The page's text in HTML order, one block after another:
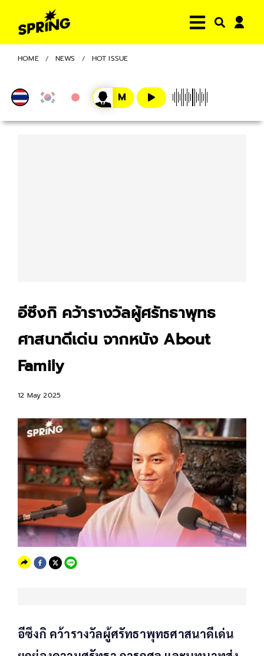
HOME NEWS HOT ISSUE
อีซึงกิ คว้ารางวัลผู้ศรัทธาพุทธ
ศาสนาดีเด่น จากหนัง About
Family
12 May 2025
อีซึงกิ คว้ารางวัลผู้ศรัทธาพุทธศาสนาดีเด่น